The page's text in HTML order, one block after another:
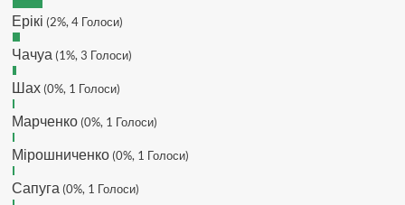
Makiavelli :Бачу чат знову живий)
MaRiO :Трансфери такі шо слів
провалу 🙁
Hatsyk
сайті. Вірю що чат і сайт загалом
буде ще активніший з часом)
Мельниченко я думаю це для
Ерікі (2%, 4 Голоси)
Чачуа (1%, 3 Голоси)
Шах (0%, 1 Голоси)
Марченко (0%, 1 Голоси)
Мірошниченко (0%, 1 Голоси)
Сапуга (0%, 1 Голоси)